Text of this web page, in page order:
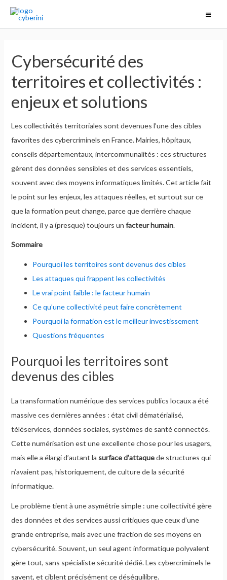
Cybersécurité des
territoires et collectivités :
enjeux et solutions
Les collectivités territoriales sont devenues l’une des cibles
favorites des cybercriminels en France. Mairies, hôpitaux,
conseils départementaux, intercommunalités : ces structures
gèrent des données sensibles et des services essentiels,
souvent avec des moyens informatiques limités. Cet article fait
le point sur les enjeux, les attaques réelles, et surtout sur ce
que la formation peut change, parce que derrière chaque
incident, il y a (presque) toujours un facteur humain.
Sommaire
Pourquoi les territoires sont devenus des cibles
Les attaques qui frappent les collectivités
Le vrai point faible : le facteur humain
Ce qu’une collectivité peut faire concrètement
Pourquoi la formation est le meilleur investissement
Questions fréquentes
Pourquoi les territoires sont
devenus des cibles
La transformation numérique des services publics locaux a été
massive ces dernières années : état civil dématérialisé,
téléservices, données sociales, systèmes de santé connectés.
Cette numérisation est une excellente chose pour les usagers,
mais elle a élargi d’autant la surface d’attaquede structures qui
n’avaient pas, historiquement, de culture de la sécurité
informatique.
Le problème tient à une asymétrie simple : une collectivité gère
des données et des services aussi critiques que ceux d’une
grande entreprise, mais avec une fraction de ses moyens en
cybersécurité. Souvent, un seul agent informatique polyvalent
gère tout, sans spécialiste sécurité dédié. Les cybercriminels le
savent, et ciblent précisément ce déséquilibre.